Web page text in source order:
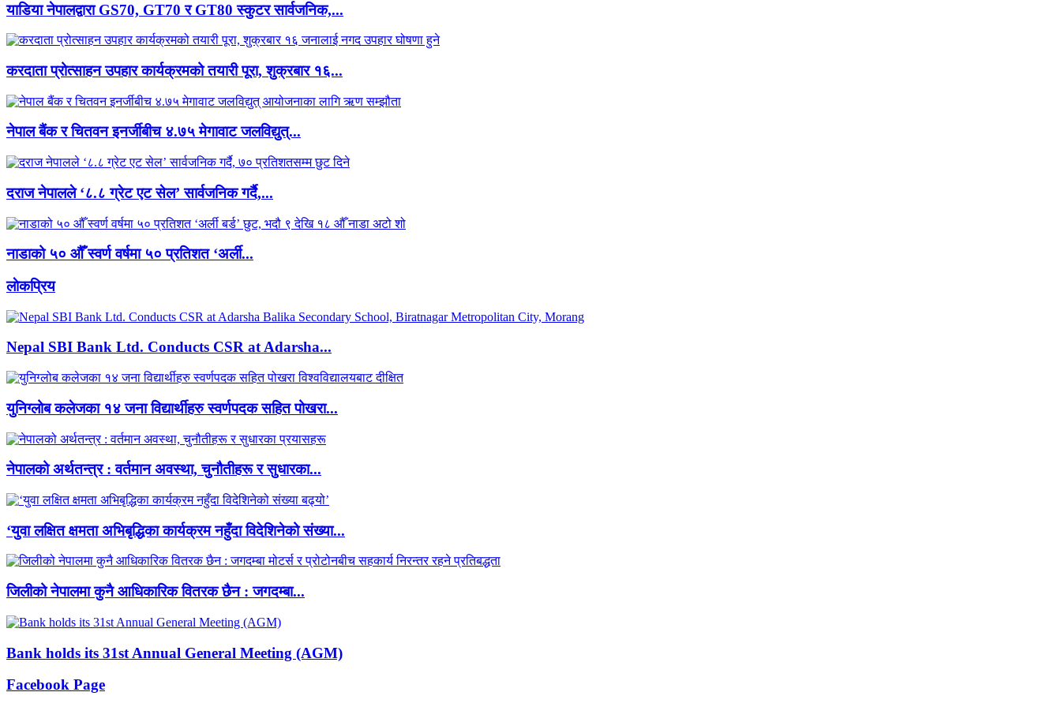
याडिया नेपालद्वारा GS70, GT70 र GT80 स्कुटर सार्वजनिक,...
करदाता प्रोत्साहन उपहार कार्यक्रमको तयारी पूरा, शुक्रबार १६...
नेपाल बैंक र चितवन इनर्जीबीच ४.७५ मेगावाट जलविद्युत्...
दराज नेपालले ‘८.८ ग्रेट एट सेल’ सार्वजनिक गर्दै,...
नाडाको ५० औँ स्वर्ण वर्षमा ५० प्रतिशत ‘अर्ली...
लाेकप्रिय
Nepal SBI Bank Ltd. Conducts CSR at Adarsha...
युनिग्लोब कलेजका १४ जना विद्यार्थीहरु स्वर्णपदक सहित पोखरा...
नेपालको अर्थतन्त्र : वर्तमान अवस्था, चुनौतीहरू र सुधारका...
‘युवा लक्षित क्षमता अभिबृद्धिका कार्यक्रम नहुँदा विदेशिनेको संख्या...
जिलीको नेपालमा कुनै आधिकारिक वितरक छैन : जगदम्बा...
Bank holds its 31st Annual General Meeting (AGM)
Facebook Page